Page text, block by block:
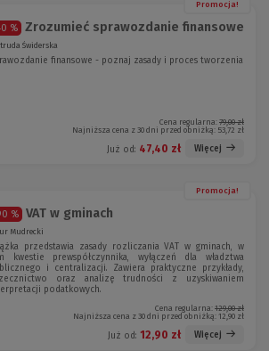
Promocja!
% Zrozumieć sprawozdanie finansowe
Świderska
finansowe - poznaj zasady i proces tworzenia
Cena regularna: 79,00 zł
Najniższa cena z 30 dni przed obniżką: 53,72 zł
Już od: 47,40 zł Więcej
Promocja!
% VAT w gminach
Mudrecki
przedstawia zasady rozliczania VAT w gminach, w
kwestie prewspółczynnika, wyłączeń dla władztwa
i centralizacji. Zawiera praktyczne przykłady,
oraz analizę trudności z uzyskiwaniem
podatkowych.
Cena regularna: 129,00 zł
Najniższa cena z 30 dni przed obniżką: 12,90 zł
Już od: 12,90 zł Więcej